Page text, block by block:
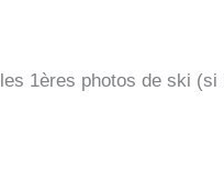
1ères photos de ski (si